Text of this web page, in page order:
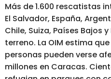
Más de 1.600 rescatistas
El Salvador, España,
Chile, Suiza, Países Bajos
terreno. La OIM estima
personas pueden verse
millones en Caracas.